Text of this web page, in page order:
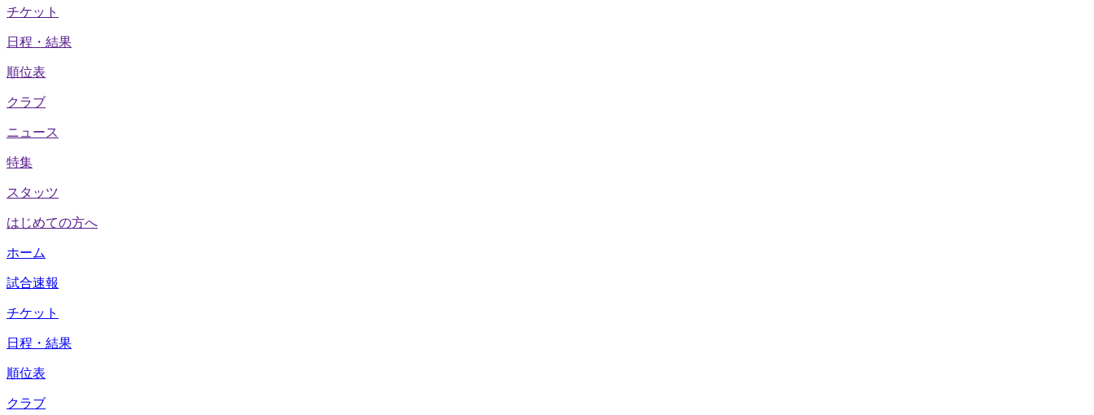
チケット
日程・結果
順位表
クラブ
ニュース
特集
スタッツ
はじめての方へ
ホーム
試合速報
チケット
日程・結果
順位表
クラブ